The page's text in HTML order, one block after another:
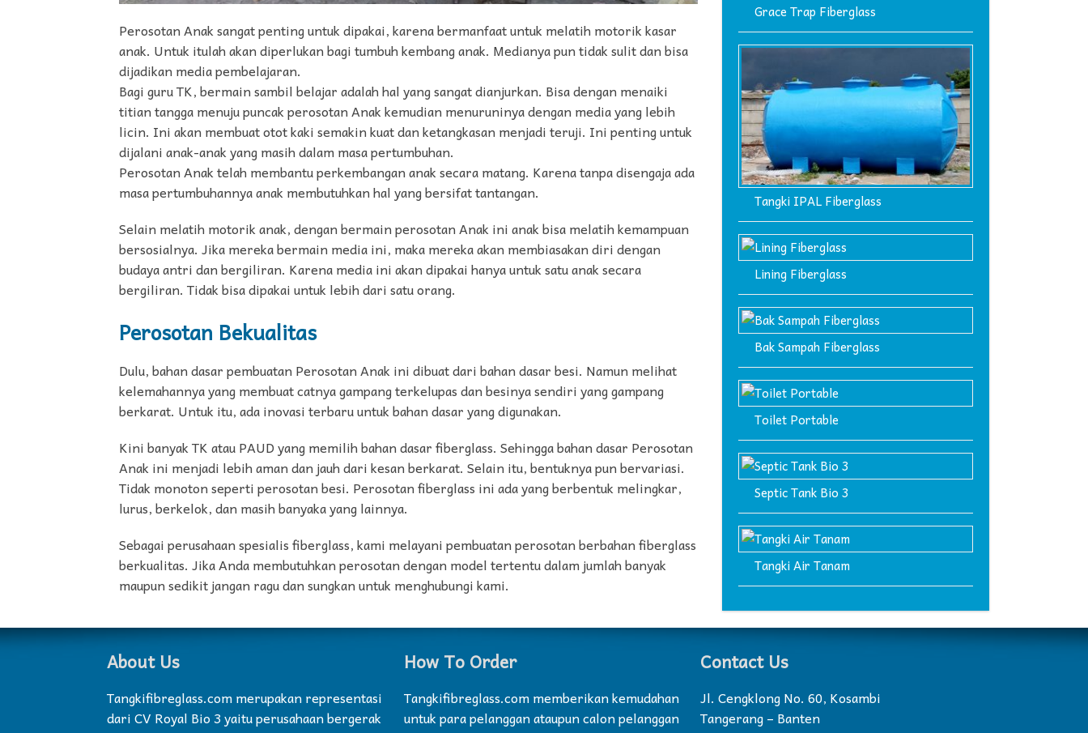
Perosotan Anak sangat penting untuk dipakai, karena bermanfaat untuk melatih motorik kasar
anak. Untuk itulah akan diperlukan bagi tumbuh kembang anak. Medianya pun tidak sulit dan bisa
dijadikan media pembelajaran.
Bagi guru TK, bermain sambil belajar adalah hal yang sangat dianjurkan. Bisa dengan menaiki
titian tangga menuju puncak perosotan Anak kemudian menuruninya dengan media yang lebih
licin. Ini akan membuat otot kaki semakin kuat dan ketangkasan menjadi teruji. Ini penting untuk
dijalani anak-anak yang masih dalam masa pertumbuhan.
Perosotan Anak telah membantu perkembangan anak secara matang. Karena tanpa disengaja ada
masa pertumbuhannya anak membutuhkan hal yang bersifat tantangan.
Selain melatih motorik anak, dengan bermain perosotan Anak ini anak bisa melatih kemampuan
bersosialnya. Jika mereka bermain media ini, maka mereka akan membiasakan diri dengan
budaya antri dan bergiliran. Karena media ini akan dipakai hanya untuk satu anak secara
bergiliran. Tidak bisa dipakai untuk lebih dari satu orang.
Perosotan Bekualitas
Dulu, bahan dasar pembuatan Perosotan Anak ini dibuat dari bahan dasar besi. Namun melihat
kelemahannya yang membuat catnya gampang terkelupas dan besinya sendiri yang gampang
berkarat. Untuk itu, ada inovasi terbaru untuk bahan dasar yang digunakan.
Kini banyak TK atau PAUD yang memilih bahan dasar fiberglass. Sehingga bahan dasar Perosotan
Anak ini menjadi lebih aman dan jauh dari kesan berkarat. Selain itu, bentuknya pun bervariasi.
Tidak monoton seperti perosotan besi. Perosotan fiberglass ini ada yang berbentuk melingkar,
lurus, berkelok, dan masih banyaka yang lainnya.
Sebagai perusahaan spesialis fiberglass, kami melayani pembuatan perosotan berbahan fiberglass
berkualitas. Jika Anda membutuhkan perosotan dengan model tertentu dalam jumlah banyak
maupun sedikit jangan ragu dan sungkan untuk menghubungi kami.
Grace Trap Fiberglass
Tangki IPAL Fiberglass
Lining Fiberglass
Bak Sampah Fiberglass
Toilet Portable
Septic Tank Bio 3
Tangki Air Tanam
About Us
Tangkifibreglass.com merupakan representasi
dari CV Royal Bio 3 yaitu perusahaan bergerak
How To Order
Tangkifibreglass.com memberikan kemudahan
untuk para pelanggan ataupun calon pelanggan
Contact Us
Jl. Cengklong No. 60, Kosambi
Tangerang – Banten